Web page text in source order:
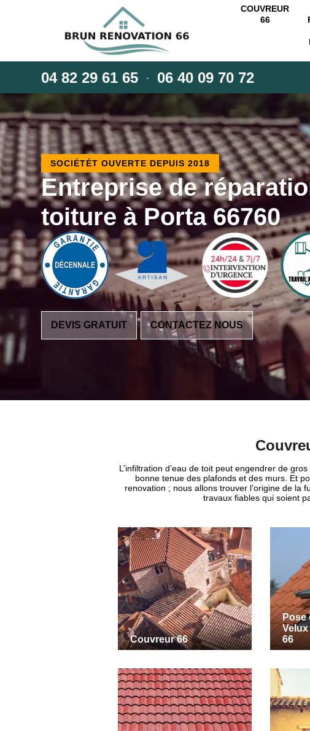
COUVREUR
66
04 82 29 61 65 - 06 40 09 70 72
SOCIÉTÉT OUVERTE DEPUIS 2018
Entreprise de
toiture à Porta 66760
DEVIS GRATUIT CONTACTEZ NOUS
L’infiltration d’eau de toit peut engendrer de
bonne tenue des plafonds et des murs. Et
renovation ; nous allons trouver l’origine de la
travaux fiables qui soient
Couvreur 66
Pose
Velux
66